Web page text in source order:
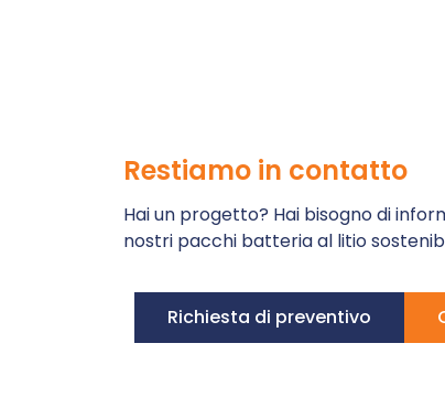
Restiamo in contatto
Hai un progetto? Hai bisogno di
nostri pacchi batteria al litio
Richiesta di preventivo